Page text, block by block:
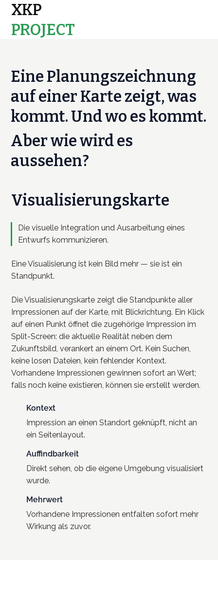
XKP
PROJECT
Eine Planungszeichnung
auf einer Karte zeigt, was
kommt. Und wo es kommt.
Aber wie wird es
aussehen?
Visualisierungskarte
Die visuelle Integration und Ausarbeitung eines
Entwurfs kommunizieren.
Eine Visualisierung ist kein Bild mehr — sie ist ein
Standpunkt.
Die Visualisierungskarte zeigt die Standpunkte aller
Impressionen auf der Karte, mit Blickrichtung. Ein Klick
auf einen Punkt öffnet die zugehörige Impression im
Split-Screen: die aktuelle Realität neben dem
Zukunftsbild, verankert an einem Ort. Kein Suchen,
keine losen Dateien, kein fehlender Kontext.
Vorhandene Impressionen gewinnen sofort an Wert;
falls noch keine existieren, können sie erstellt werden.
Kontext
Impression an einen Standort geknüpft, nicht an
ein Seitenlayout.
Auffindbarkeit
Direkt sehen, ob die eigene Umgebung visualisiert
wurde.
Mehrwert
Vorhandene Impressionen entfalten sofort mehr
Wirkung als zuvor.